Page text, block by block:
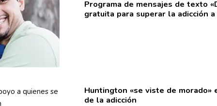
Programa de mensajes de texto
gratuita para superar la adicción
Huntington «se viste de morado»
de la adicción